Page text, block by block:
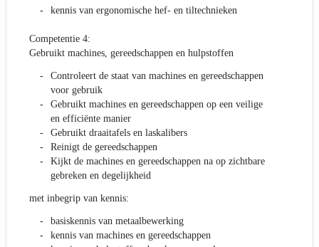
kennis van ergonomische hef- en tiltechnieken
Competentie 4:
Gebruikt machines, gereedschappen en hulpstoffen
Controleert de staat van machines en gereedschappen
voor gebruik
Gebruikt machines en gereedschappen op een veilige
en efficiënte manier
Gebruikt draaitafels en laskalibers
Reinigt de gereedschappen
Kijkt de machines en gereedschappen na op zichtbare
gebreken en degelijkheid
met inbegrip van kennis:
basiskennis van metaalbewerking
kennis van machines en gereedschappen